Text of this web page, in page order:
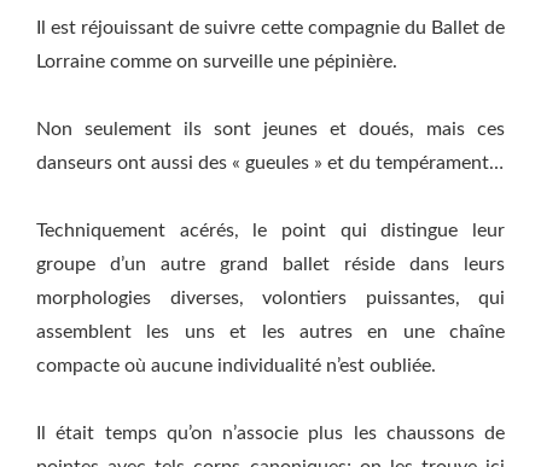
Il est réjouissant de suivre cette compagnie du Ballet de
Lorraine comme on surveille une pépinière.
Non seulement ils sont jeunes et doués, mais ces
danseurs ont aussi des « gueules » et du tempérament…
Techniquement acérés, le point qui distingue leur
groupe d’un autre grand ballet réside dans leurs
morphologies diverses, volontiers puissantes, qui
assemblent les uns et les autres en une chaîne
compacte où aucune individualité n’est oubliée.
Il était temps qu’on n’associe plus les chaussons de